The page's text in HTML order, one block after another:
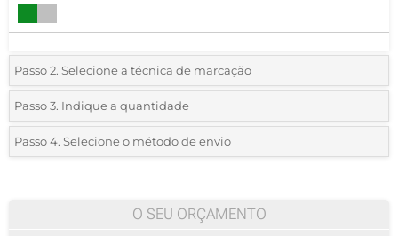
Passo 2. Selecione a técnica de marcação
*Selecione o tipo de marcação e as cores do logotipo:
1 Cor (Num lado)
Passo 3. Indique a quantidade
*Pedido mínimo 5 (total de pedido)
Passo 4. Selecione o método de envio
O SEU ORÇAMENTO